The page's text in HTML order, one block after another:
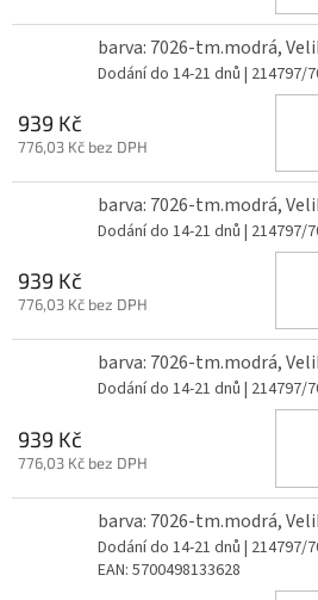
barva: 7026-tm.modrá,
Dodání do 14-21 dnů | 214797/
939 Kč
776,03 Kč bez DPH
barva: 7026-tm.modrá,
Dodání do 14-21 dnů | 214797/
939 Kč
776,03 Kč bez DPH
barva: 7026-tm.modrá,
Dodání do 14-21 dnů | 214797/
939 Kč
776,03 Kč bez DPH
barva: 7026-tm.modrá,
Dodání do 14-21 dnů | 214797/
EAN: 5700498133628